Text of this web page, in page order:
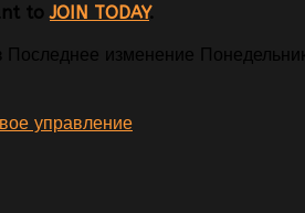
toJOIN TODAY.
Последнее изменение
управление